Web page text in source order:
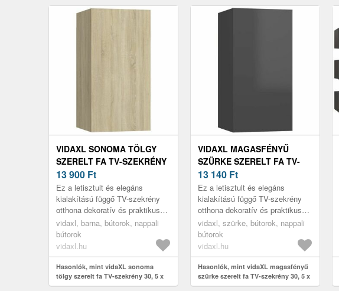
VIDAXL SONOMA TÖLGY
SZERELT FA TV-SZEKRÉNY
30, 5 X 30 X 60 CM
13 900 Ft
Ez a letisztult és elegáns
kialakítású függő TV-szekrény
otthona dekoratív és praktikus
kiegészítője lesz.
vidaxl, barna, bútorok, nappali
bútorok
vidaxl.hu
Hasonlók, mint vidaXL sonoma
tölgy szerelt fa TV-szekrény 30, 5 x
30 x 60 cm
VIDAXL MAGASFÉNYŰ
SZÜRKE SZERELT FA TV-
SZEKRÉNY 30, 5 X 30 X 60
CM
13 140 Ft
Ez a letisztult és elegáns
kialakítású függő TV-szekrény
otthona dekoratív és praktikus
kiegészítője lesz.
vidaxl, szürke, bútorok, nappali
bútorok
vidaxl.hu
Hasonlók, mint vidaXL magasfényű
szürke szerelt fa TV-szekrény 30, 5 x
30 x 60 cm